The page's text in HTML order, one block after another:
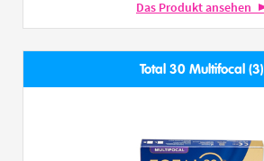
Das Produkt ansehen
Total 30 Multifocal (3)